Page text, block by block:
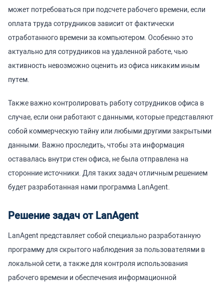
может потребоваться при подсчете рабочего времени, если
оплата труда сотрудников зависит от фактически
отработанного времени за компьютером. Особенно это
актуально для сотрудников на удаленной работе, чью
активность невозможно оценить из офиса никаким иным
путем.
Также важно контролировать работу сотрудников офиса в
случае, если они работают с данными, которые представляют
собой коммерческую тайну или любыми другими закрытыми
данными. Важно проследить, чтобы эта информация
оставалась внутри стен офиса, не была отправлена на
сторонние источники. Для таких задач отличным решением
будет разработанная нами программа LanAgent.
Решение задач от LanAgent
LanAgent представляет собой специально разработанную
программу для скрытого наблюдения за пользователями в
локальной сети, а также для контроля использования
рабочего времени и обеспечения информационной